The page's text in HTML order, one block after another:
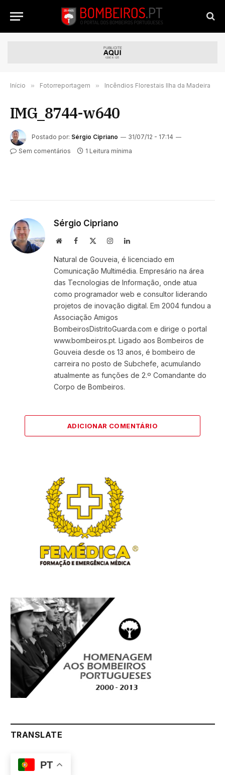
Início » Fotorreportagem » Incêndios Florestais Ilha da Madeira
IMG_8744-w640
Postado por: Sérgio Cipriano
31/07/12 - 17:14
Sem comentários
1 Leitura mínima
Sérgio Cipriano
WebsiteFacebook InstagramLinkedIn
Natural de Gouveia, é licenciado em
Comunicação Multimédia. Empresário na área
das Tecnologias de Informação, onde atua
como programador web e consultor liderando
projetos de inovação digital. Em 2004 fundou a
Associação Amigos
BombeirosDistritoGuarda.com e dirige o portal
www.bombeiros.pt. Ligado aos Bombeiros de
Gouveia desde os 13 anos, é bombeiro de
carreira no posto de Subchefe, acumulando
atualmente as funções de 2.º Comandante do
Corpo de Bombeiros.
ADICIONAR COMENTÁRIO
TRANSLATE
PT